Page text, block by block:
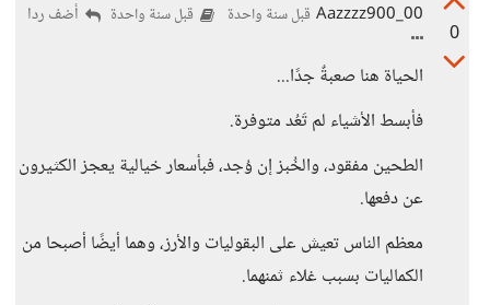
0
Aazzzz900_00 قبل سنة واحدة قبل سنة واحدة أضف ردا
الحياة هنا صعبةٌ جدًا...
فأبسط الأشياء لم تَعُد متوفرة.
الطحين مفقود، والخُبز إن وُجد، فبأسعار خيالية يعجز الكثيرون
عن دفعها.
معظم الناس تعيش على البقوليات والأرز، وهما أيضًا أصبحا من
الكماليات بسبب غلاء ثمنهما.